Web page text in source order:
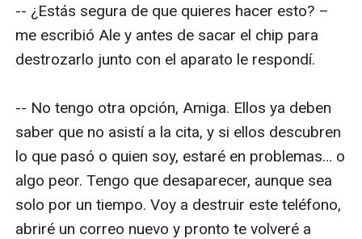
-- ¿Estás segura de que quieres hacer esto? –
me escribió Ale y antes de sacar el chip para
destrozarlo junto con el aparato le respondí.
-- No tengo otra opción, Amiga. Ellos ya deben
saber que no asistí a la cita, y si ellos descubren
lo que pasó o quien soy, estaré en problemas… o
algo peor. Tengo que desaparecer, aunque sea
solo por un tiempo. Voy a destruir este teléfono,
abriré un correo nuevo y pronto te volveré a